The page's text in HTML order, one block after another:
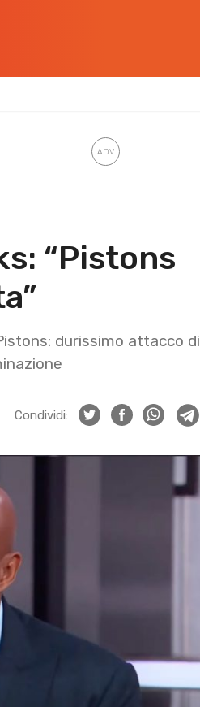
“Pistons
durissimo attacco di
Condividi: